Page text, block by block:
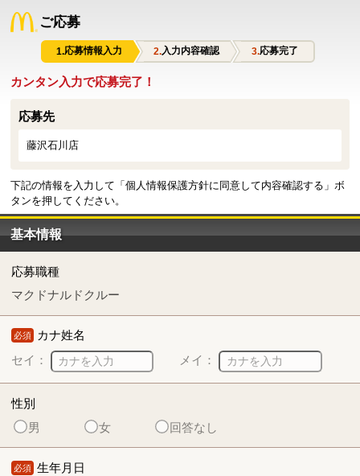
ご応募
応募情報入力 入力内容確認 応募完了
カンタン入力で応募完了！
応募先
藤沢石川店
下記の情報を入力して「個人情報保護方針に同意して内容確認する」ボ
タンを押してください。
基本情報
応募職種
マクドナルドクルー
必須 カナ姓名
セイ：
メイ：
性別
男
女 回答なし
必須 生年月日